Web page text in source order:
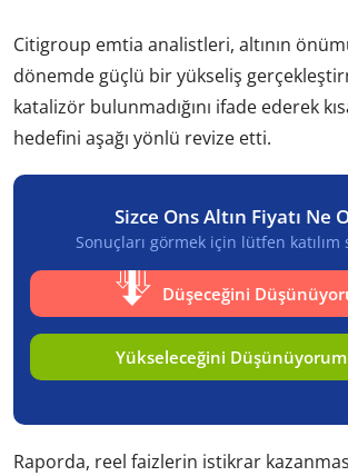
Citigroup emtia analistleri, altının
dönemde güçlü bir yükseliş
katalizör bulunmadığını ifade ederek
hedefini aşağı yönlü revize etti.
Sizce Ons Altın Fiyatı Ne
Sonuçları görmek için lütfen katılım
Düşeceğini
Yükseleceğini Düşünüyorum
Raporda, reel faizlerin istikrar